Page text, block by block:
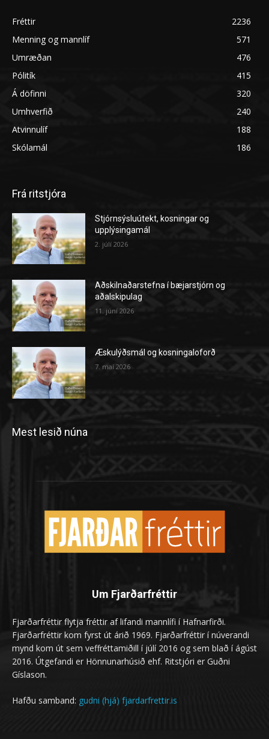
Fréttir
2236
Menning og mannlíf
571
Umræðan
476
Pólitík
415
Á döfinni
320
Umhverfið
240
Atvinnulíf
188
Skólamál
186
Frá ritstjóra
Stjórnsýsluútekt, kosningar og
upplýsingamál
2. júlí 2026
Aðskilnaðarstefna í bæjarstjórn og
aðalskipulag
11. júní 2026
Æskulýðsmál og kosningaloforð
7. maí 2026
Mest lesið núna
Um Fjarðarfréttir
Fjarðarfréttir flytja fréttir af lifandi mannlífi í Hafnarfirði.
Fjarðarfréttir kom fyrst út árið 1969. Fjarðarfréttir í núverandi
mynd kom út sem veffréttamiðill í júlí 2016 og sem blað í ágúst
2016. Útgefandi er Hönnunarhúsið ehf. Ritstjóri er Guðni
Gíslason.
Hafðu samband: gudni (hjá) fjardarfrettir.is